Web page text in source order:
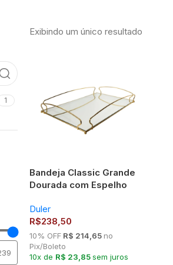
1
Exibindo um único resultado
Bandeja Classic Grande
Dourada com Espelho
Elegância e Sofisticação
Duler
R$238,50
10% OFFR$ 214,65 no
Pix/Boleto
10x de R$ 23,85sem juros